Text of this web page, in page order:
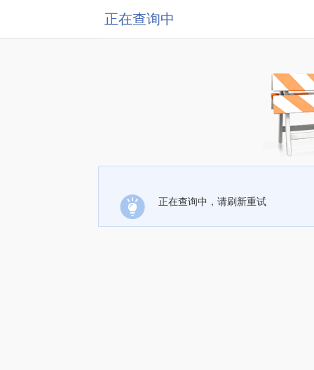
正在查询中
正在查询中，请刷新重试